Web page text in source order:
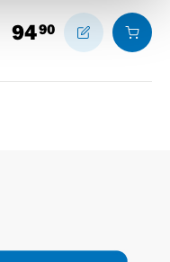
9490